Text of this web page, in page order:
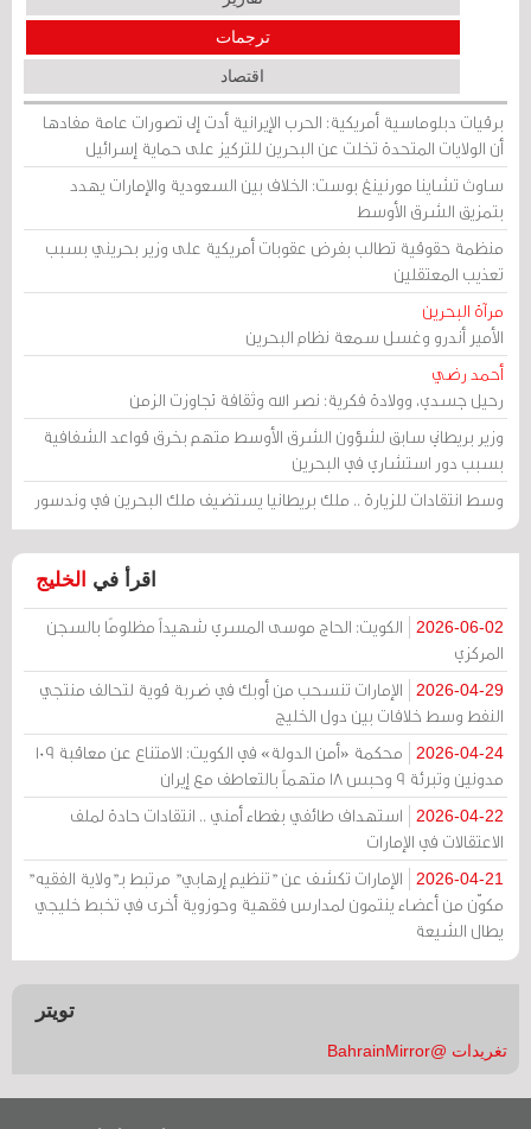
ترجمات
اقتصاد
برقيات دبلوماسية أمريكية: الحرب الإيرانية أدت إلى تصورات عامة مفادها
أن الولايات المتحدة تخلت عن البحرين للتركيز على حماية إسرائيل
ساوث تشاينا مورنينغ بوست: الخلاف بين السعودية والإمارات يهدد
بتمزيق الشرق الأوسط
منظمة حقوقية تطالب بفرض عقوبات أمريكية على وزير بحريني بسبب
تعذيب المعتقلين
مرآة البحرين
الأمير أندرو وغسل سمعة نظام البحرين
أحمد رضي
رحيل جسدي، وولادة فكرية: نصر الله وثقافة تجاوزت الزمن
وزير بريطاني سابق لشؤون الشرق الأوسط متهم بخرق قواعد الشفافية
بسبب دور استشاري في البحرين
وسط انتقادات للزيارة .. ملك بريطانيا يستضيف ملك البحرين في وندسور
اقرأ في الخليج
2026-06-02
الكويت: الحاج موسى المسري شهيداً مظلومًا بالسجن
المركزي
2026-04-29
الإمارات تنسحب من أوبك في ضربة قوية لتحالف منتجي
النفط وسط خلافات بين دول الخليج
2026-04-24
محكمة «أمن الدولة» في الكويت: الامتناع عن معاقبة 109
مدونين وتبرئة 9 وحبس 18 متهماً بالتعاطف مع إيران
2026-04-22
استهداف طائفي بغطاء أمني .. انتقادات حادة لملف
الاعتقالات في الإمارات
2026-04-21
الإمارات تكشف عن "تنظيم إرهابي" مرتبط بـ"ولاية الفقيه"
مكوّن من أعضاء ينتمون لمدارس فقهية وحوزوية أخرى في تخبط خليجي
يطال الشيعة
تويتر
تغريدات @BahrainMirror